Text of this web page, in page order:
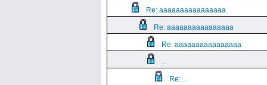
Re: aaaaaaaaaaaaaaaa
Re: aaaaaaaaaaaaaaaa
Re: aaaaaaaaaaaaaaaa
...
Re: ...